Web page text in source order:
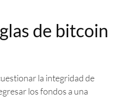
de bitcoin
la integridad de
los fondos a una